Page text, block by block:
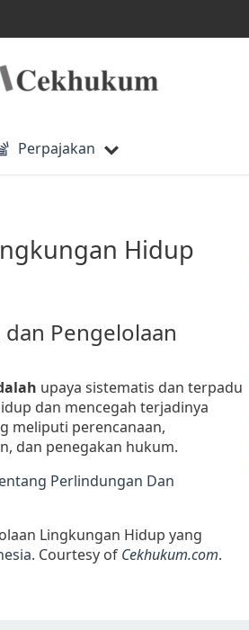
Perpajakan
Hidup
Pengelolaan
upaya sistematis dan terpadu
dan mencegah terjadinya
meliputi perencanaan,
dan penegakan hukum.
Perlindungan Dan
Lingkungan Hidup yang
. Courtesy of Cekhukum.com.